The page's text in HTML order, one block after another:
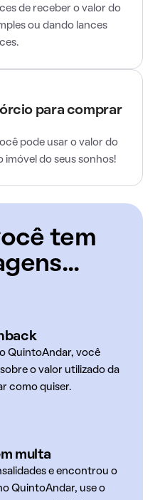
de receber o valor do
ou dando lances
para comprar
pode usar o valor do
do seus sonhos!
tem
QuintoAndar, você
o valor utilizado da
como quiser.
multa
e encontrou o
QuintoAndar, use o